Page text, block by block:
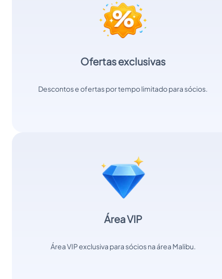
Ofertas exclusivas
Descontos e ofertas por tempo limitado para sócios.
Área VIP
Área VIP exclusiva para sócios na área Malibu.